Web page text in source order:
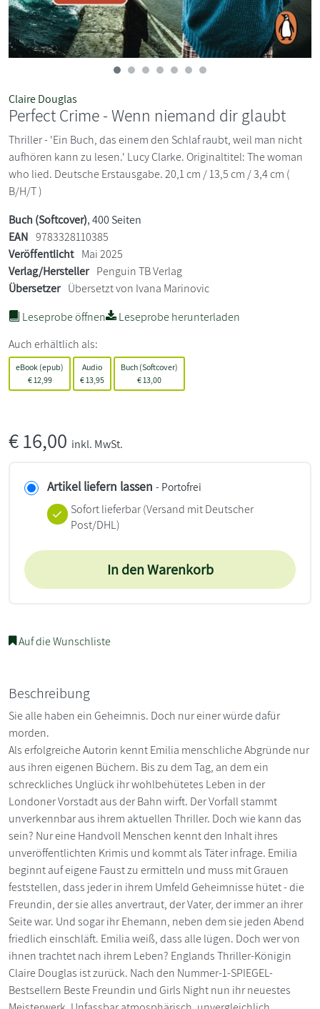
Claire Douglas
Perfect Crime - Wenn niemand dir glaubt
Thriller - 'Ein Buch, das einem den Schlaf raubt, weil man nicht
aufhören kann zu lesen.' Lucy Clarke. Originaltitel: The woman
who lied. Deutsche Erstausgabe. 20,1 cm / 13,5 cm / 3,4 cm (
B/H/T )
Buch (Softcover), 400 Seiten
EAN 9783328110385
Veröffentlicht Mai 2025
Verlag/Hersteller Penguin TB Verlag
Übersetzer Übersetzt von Ivana Marinovic
Leseprobe öffnen
Leseprobe herunterladen
Auch erhältlich als:
eBook (epub)
€12,99
Audio
€13,95
Buch (Softcover)
€13,00
€16,00 inkl. MwSt.
Artikel liefern lassen - Portofrei
Sofort lieferbar(Versand mit Deutscher
Post/DHL)
In den Warenkorb
Auf die Wunschliste
Beschreibung
Sie alle haben ein Geheimnis. Doch nur einer würde dafür
morden.
Als erfolgreiche Autorin kennt Emilia menschliche Abgründe nur
aus ihren eigenen Büchern. Bis zu dem Tag, an dem ein
schreckliches Unglück ihr wohlbehütetes Leben in der
Londoner Vorstadt aus der Bahn wirft. Der Vorfall stammt
unverkennbar aus ihrem aktuellen Thriller. Doch wie kann das
sein? Nur eine Handvoll Menschen kennt den Inhalt ihres
unveröffentlichten Krimis und kommt als Täter infrage. Emilia
beginnt auf eigene Faust zu ermitteln und muss mit Grauen
feststellen, dass jeder in ihrem Umfeld Geheimnisse hütet - die
Freundin, der sie alles anvertraut, der Vater, der immer an ihrer
Seite war. Und sogar ihr Ehemann, neben dem sie jeden Abend
friedlich einschläft. Emilia weiß, dass alle lügen. Doch wer von
ihnen trachtet nach ihrem Leben? Englands Thriller-Königin
Claire Douglas ist zurück. Nach den Nummer-1-SPIEGEL-
Bestsellern Beste Freundin und Girls Night nun ihr neuestes